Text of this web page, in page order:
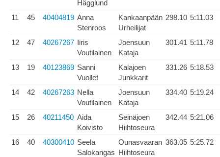
Hägglund
11 45 40404819 Anna
Stenroos
Kankaanpään
Urheilijat
298.10 5:11.03
12 47 40267267 Iiris
Voutilainen
Joensuun
Kataja
301.41 5:11.78
13 19 40123869 Sanni
Vuollet
Kalajoen
Junkkarit
331.26 5:18.53
14 42 40267263 Nella
Voutilainen
Joensuun
Kataja
334.40 5:19.24
15 26 40211450 Aida
Koivisto
Seinäjoen
Hiihtoseura
342.44 5:21.06
16 40 40300410 Seela
Salokangas
Ounasvaaran
Hiihtoseura
363.05 5:25.72